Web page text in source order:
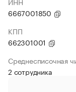
6667001850
КПП
662301001
Среднесписочная
2 сотрудника